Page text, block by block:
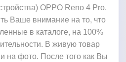
OPPO Reno 4 Pro.
Ваше внимание на то, что
в каталоге, на 100%
В живую товар
на фото. После того как Вы